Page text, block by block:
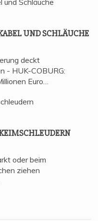
UND SCHLÄUCHE
deckt
- HUK-COBURG:
Euro…
oder beim
ziehen